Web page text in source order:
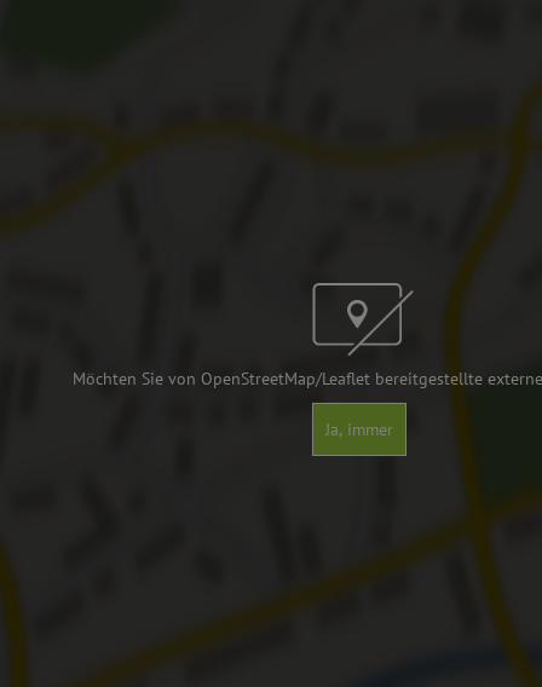
Möchten Sie von OpenStreetMap/Leaflet bereitgestellte
Ja, immer